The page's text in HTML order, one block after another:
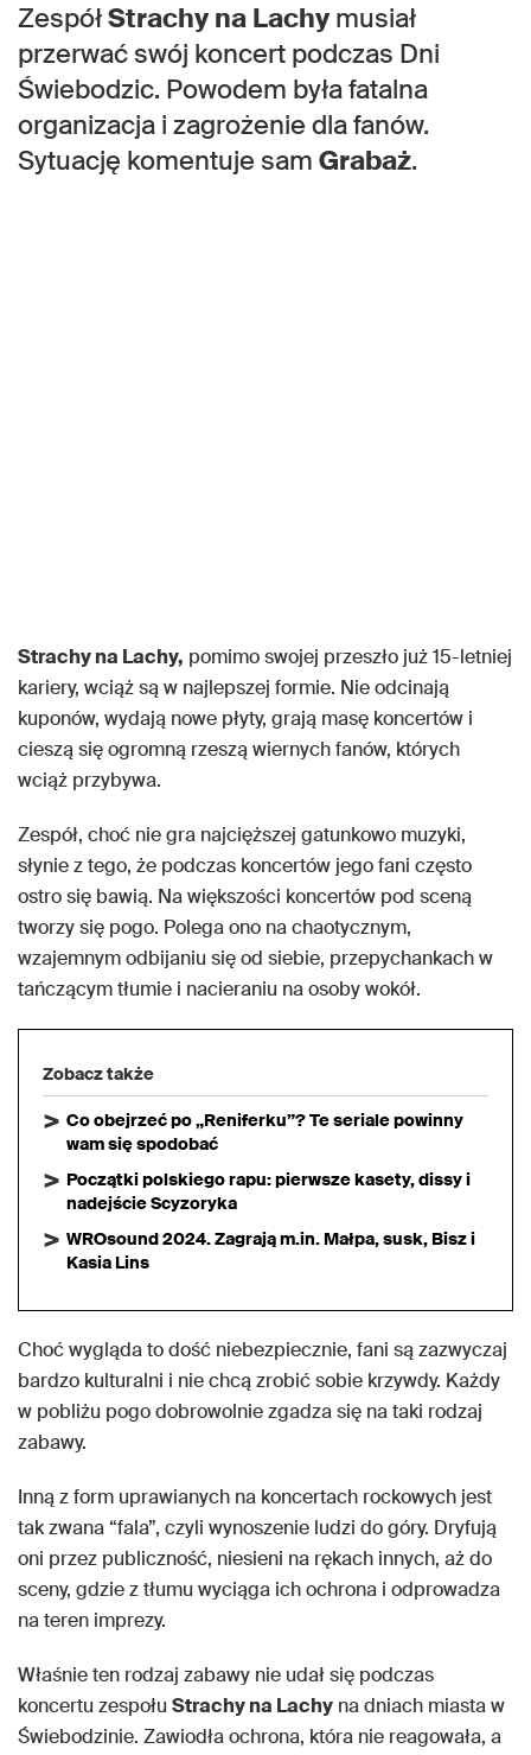
ZespółStrachy na Lachymusiał
przerwać swój koncert podczas Dni
Świebodzic. Powodem była fatalna
organizacja i zagrożenie dla fanów.
Sytuację komentuje sam Grabaż.
Strachy na Lachy, pomimo swojej przeszło już 15-letniej
kariery, wciąż są w najlepszej formie. Nie odcinają
kuponów, wydają nowe płyty, grają masę koncertów i
cieszą się ogromną rzeszą wiernych fanów, których
wciąż przybywa.
Zespół, choć nie gra najcięższej gatunkowo muzyki,
słynie z tego, że podczas koncertów jego fani często
ostro się bawią. Na większości koncertów pod sceną
tworzy się pogo. Polega ono na chaotycznym,
wzajemnym odbijaniu się od siebie, przepychankach w
tańczącym tłumie i nacieraniu na osoby wokół.
Zobacz także
Co obejrzeć po „Reniferku”? Te seriale powinny
wam się spodobać
Początki polskiego rapu: pierwsze kasety, dissy i
nadejście Scyzoryka
WROsound 2024. Zagrają m.in. Małpa, susk, Bisz i
Kasia Lins
Choć wygląda to dość niebezpiecznie, fani są zazwyczaj
bardzo kulturalni i nie chcą zrobić sobie krzywdy. Każdy
w pobliżu pogo dobrowolnie zgadza się na taki rodzaj
zabawy.
Inną z form uprawianych na koncertach rockowych jest
tak zwana “fala”, czyli wynoszenie ludzi do góry. Dryfują
oni przez publiczność, niesieni na rękach innych, aż do
sceny, gdzie z tłumu wyciąga ich ochrona i odprowadza
na teren imprezy.
Właśnie ten rodzaj zabawy nie udał się podczas
koncertu zespołu Strachy na Lachy na dniach miasta w
Świebodzinie. Zawiodła ochrona, która nie reagowała, a